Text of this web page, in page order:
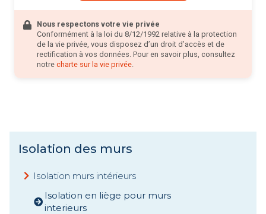
Nous respectons votre vie privée
Conformément à la loi du 8/12/1992 relative à la protection
de la vie privée, vous disposez d’un droit d’accès et de
rectification à vos données. Pour en savoir plus, consultez
notre charte sur la vie privée
Isolation des murs
Isolation murs intérieurs
Isolation en liège pour murs
interieurs